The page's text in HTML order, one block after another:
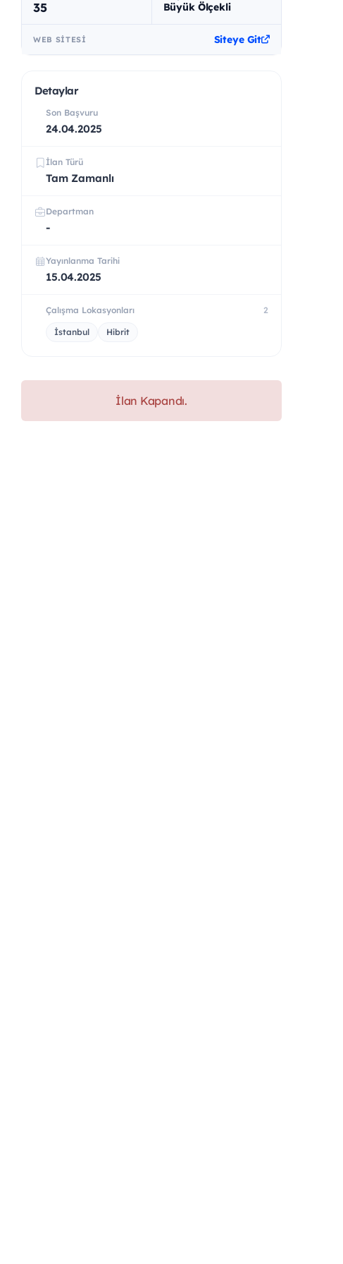
35 Büyük Ölçekli
WEB SITESI Siteye Git
Detaylar
Son Başvuru
24.04.2025
İlan Türü
Tam Zamanlı
Departman
-
Yayınlanma Tarihi
15.04.2025
Çalışma Lokasyonları 2
İstanbul Hibrit
İlan Kapandı.